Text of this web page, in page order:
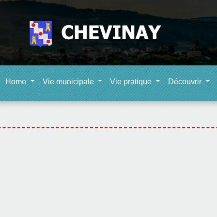
Home Vie municipale Vie pratique Découvrir